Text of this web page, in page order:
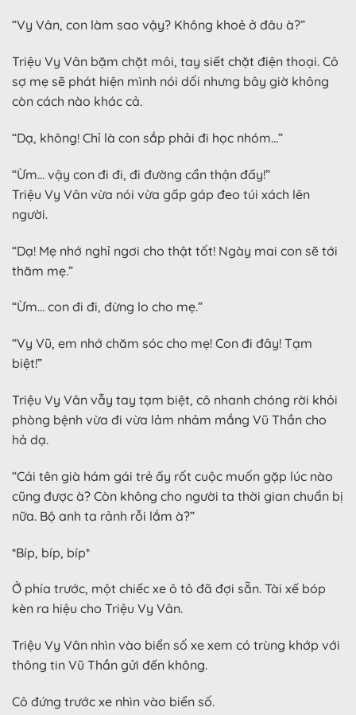
“Vy Vân, con làm sao vậy? Không khoẻ ở đâu à?”
Triệu Vy Vân bặm chặt môi, tay siết chặt điện thoại. Cô
sợ mẹ sẽ phát hiện mình nói dối nhưng bây giờ không
còn cách nào khác cả.
“Dạ, không! Chỉ là con sắp phải đi học nhóm…”
“Ừm… vậy con đi đi, đi đường cẩn thận đấy!”
Triệu Vy Vân vừa nói vừa gấp gáp đeo túi xách lên
người.
“Dạ! Mẹ nhớ nghỉ ngơi cho thật tốt! Ngày mai con sẽ tới
thăm mẹ.”
“Ừm… con đi đi, đừng lo cho mẹ.”
“Vy Vũ, em nhớ chăm sóc cho mẹ! Con đi đây! Tạm
biệt!”
Triệu Vy Vân vẫy tay tạm biệt, cô nhanh chóng rời khỏi
phòng bệnh vừa đi vừa lảm nhảm mắng Vũ Thần cho
hả dạ.
“Cái tên già hám gái trẻ ấy rốt cuộc muốn gặp lúc nào
cũng được à? Còn không cho người ta thời gian chuẩn bị
nữa. Bộ anh ta rảnh rỗi lắm à?”
*Bíp, bíp, bíp*
Ở phía trước, một chiếc xe ô tô đã đợi sẵn. Tài xế bóp
kèn ra hiệu cho Triệu Vy Vân.
Triệu Vy Vân nhìn vào biển số xe xem có trùng khớp với
thông tin Vũ Thần gửi đến không.
Cô đứng trước xe nhìn vào biển số.